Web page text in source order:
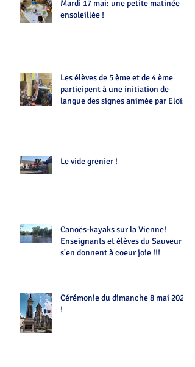
Mardi 17 mai: une petite matinée
ensoleillée !
Les élèves de 5 ème et de 4 ème
participent à une initiation de
langue des signes animée par Eloïse
Le vide grenier !
Canoës-kayaks sur la Vienne!
Enseignants et élèves du Sauveur
s'en donnent à coeur joie !!!
Cérémonie du dimanche 8 mai 2022
!